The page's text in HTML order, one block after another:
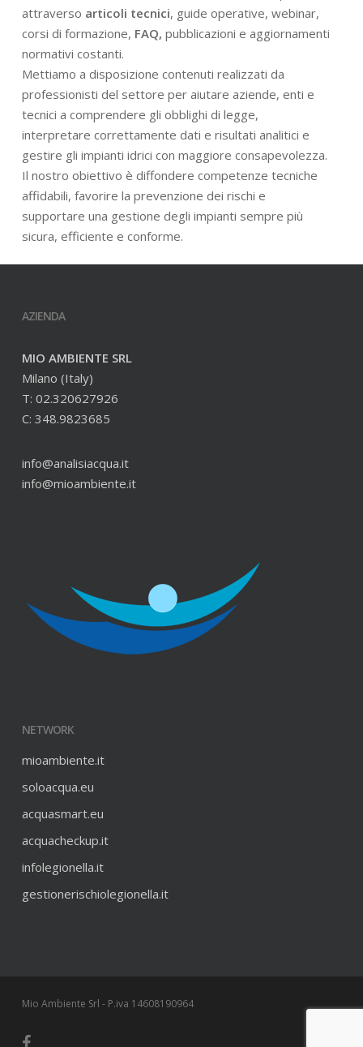
attraverso articoli tecnici, guide operative, webinar,
corsi di formazione, FAQ, pubblicazioni e aggiornamenti
normativi costanti.
Mettiamo a disposizione contenuti realizzati da
professionisti del settore per aiutare aziende, enti e
tecnici a comprendere gli obblighi di legge,
interpretare correttamente dati e risultati analitici e
gestire gli impianti idrici con maggiore consapevolezza.
Il nostro obiettivo è diffondere competenze tecniche
affidabili, favorire la prevenzione dei rischi e
supportare una gestione degli impianti sempre più
sicura, efficiente e conforme.
AZIENDA
MIO AMBIENTE SRL
Milano (Italy)
T: 02.320627926
C: 348.9823685
info@analisiacqua.it
info@mioambiente.it
NETWORK
mioambiente.it
soloacqua.eu
acquasmart.eu
acquacheckup.it
infolegionella.it
gestionerischiolegionella.it
Mio Ambiente Srl - P.iva 14608190964
facebook